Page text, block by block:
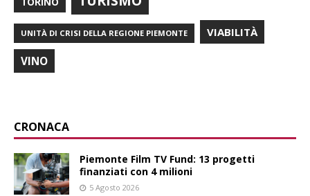
UNITÀ DI CRISI DELLA REGIONE PIEMONTE VIABILITÀ
VINO
CRONACA
Piemonte Film TV Fund: 13 progetti
finanziati con 4 milioni
5 Agosto 2026